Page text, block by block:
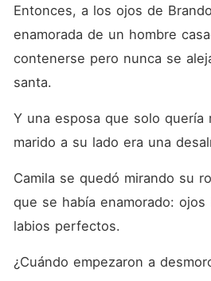
Entonces, a los ojos de
enamorada de un hombre
contenerse pero nunca se
santa.
Y una esposa que solo quería
marido a su lado era una
Camila se quedó mirando su
que se había enamorado:
labios perfectos.
¿Cuándo empezaron a